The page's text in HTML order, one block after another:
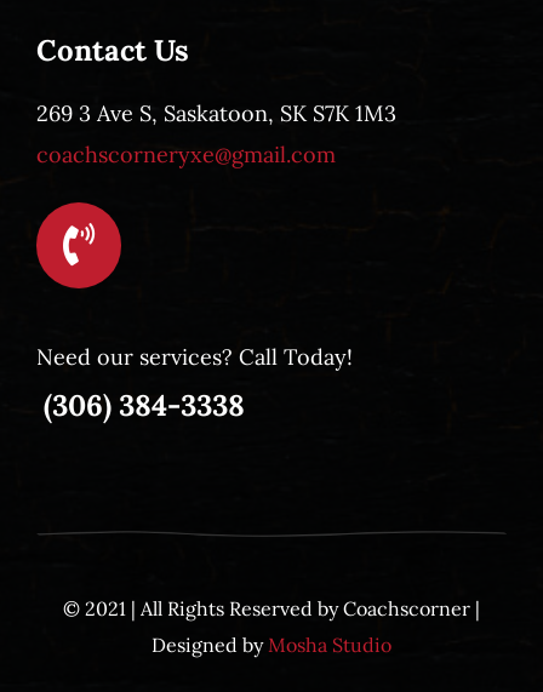
Contact Us
269 3 Ave S, Saskatoon, SK S7K 1M3
coachscorneryxe@gmail.com
Need our services? Call Today!
(306) 384-3338
© 2021 | All Rights Reserved by Coachscorner |
Designed byMosha Studio